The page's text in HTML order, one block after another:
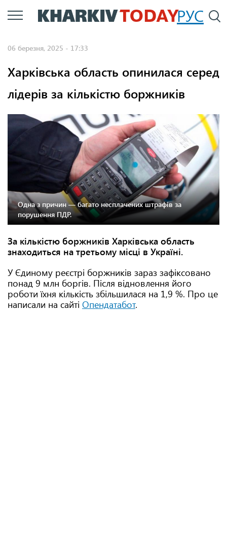
Перейти
до
РУС
06 березня, 2025 - 17:33
Харківська область опинилася серед
лідерів за кількістю боржників
Одна з причин — багато несплачених штрафів за
порушення ПДР.
За кількістю боржників Харківська область
знаходиться на третьому місці в Україні.
У Єдиному реєстрі боржників зараз зафіксовано
понад 9 млн боргів. Після відновлення його
роботи їхня кількість збільшилася на 1,9 %. Про це
написали на сайті Опендатабот.